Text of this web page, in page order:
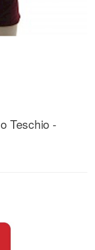
Teschio -